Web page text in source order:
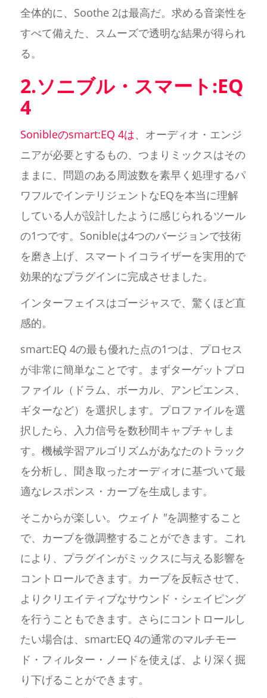
全体的に、Soothe 2は最高だ。求める音楽性を
すべて備えた、スムーズで透明な結果が得られ
る。
2.ソニブル・スマート:EQ
4
Sonibleのsmart:EQ 4は、オーディオ・エンジ
ニアが必要とするもの、つまりミックスはその
ままに、問題のある周波数を素早く処理するパ
ワフルでインテリジェントなEQを本当に理解
している人が設計したように感じられるツール
の1つです。Sonibleは4つのバージョンで技術
を磨き上げ、スマートイコライザーを実用的で
効果的なプラグインに完成させました。
インターフェイスはゴージャスで、驚くほど直
感的。
smart:EQ 4の最も優れた点の1つは、プロセス
が非常に簡単なことです。まずターゲットプロ
ファイル（ドラム、ボーカル、アンビエンス、
ギターなど）を選択します。プロファイルを選
択したら、入力信号を数秒間キャプチャしま
す。機械学習アルゴリズムがあなたのトラック
を分析し、聞き取ったオーディオに基づいて最
適なレスポンス・カーブを生成します。
そこからが楽しい。
ウェイト "を調整すること
で、カーブを微調整することができます。これ
により、プラグインがミックスに与える影響を
コントロールできます。カーブを反転させて、
よりクリエイティブなサウンド・シェイピング
を行うこともできます。さらにコントロールし
たい場合は、smart:EQ 4の通常のマルチモー
ド・フィルター・ノードを使えば、より深く掘
り下げることができます。